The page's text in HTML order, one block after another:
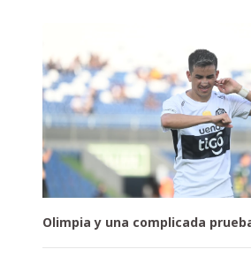
Olimpia y una complicada